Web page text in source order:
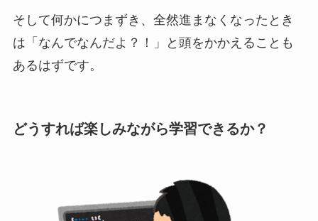
そして何かにつまずき、全然進まなくなったとき
は「なんでなんだよ？！」と頭をかかえることも
あるはずです。
どうすれば楽しみながら学習できるか？